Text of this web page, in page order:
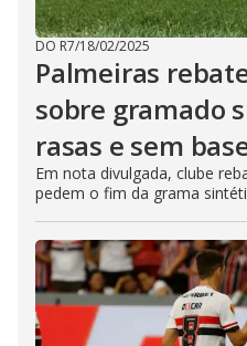
DO R7/18/02/2025
Palmeiras
sobre gramado
rasas e sem
Em nota divulgada, clube
pedem o fim da grama